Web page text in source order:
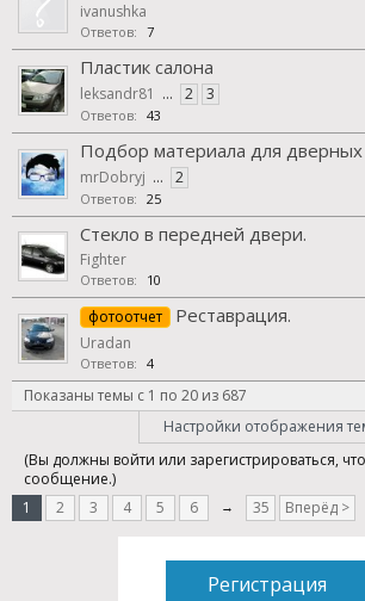
ivanushka
Ответов: 7
Пластик салона
leksandr81 ... 2 3
Ответов: 43
Подбор материала для дверных
mrDobryj ... 2
Ответов: 25
Стекло в передней двери.
Fighter
Ответов: 10
фотоотчет
Реставрация.
Uradan
Ответов: 4
Показаны темы с 1 по 20 из 687
Настройки отображения
(Вы должны войти или зарегистрироваться,
сообщение.)
1
2 3 4 5 6 → 35 Вперёд >
Регистрация